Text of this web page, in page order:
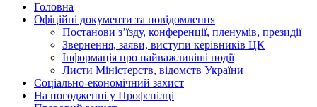
Головна
Офіційні документи та повідомлення
Постанови з’їзду, конференції, пленумів, президії
Звернення, заяви, виступи керівників ЦК
Інформація про найважливіші події
Листи Міністерств, відомств України
Соціально-економічний захист
На погодженні у Профспілці